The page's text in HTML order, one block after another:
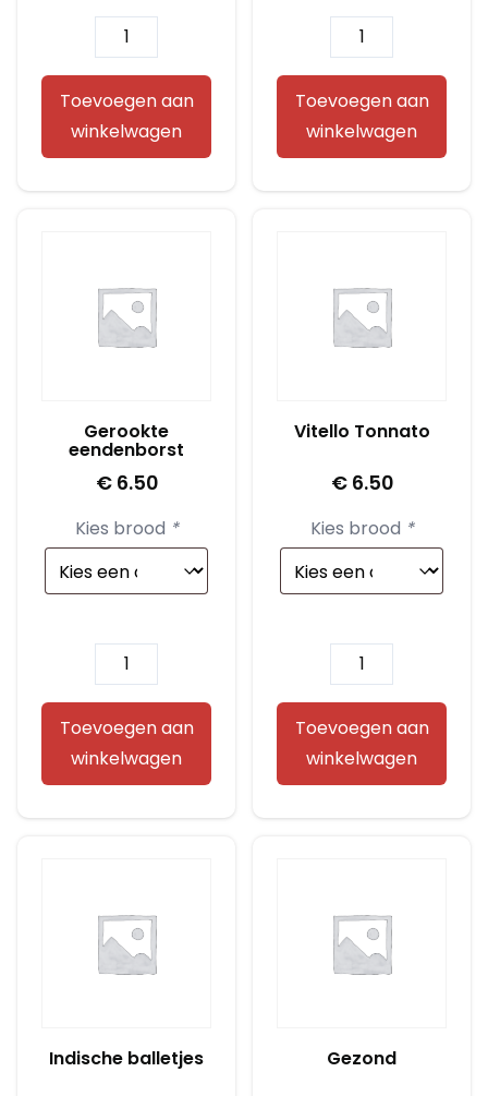
Filet
American
Compleet
aantal
Toevoegen aan
winkelwagen
Kip-
Club
aantal
Toevoegen aan
winkelwagen
Gerookte
eendenborst
€ 6.50
Kies brood *
Gerookte
eendenborst
aantal
Toevoegen aan
winkelwagen
Vitello Tonnato
€ 6.50
Kies brood *
Vitello
Tonnato
aantal
Toevoegen aan
winkelwagen
Indische balletjes Gezond